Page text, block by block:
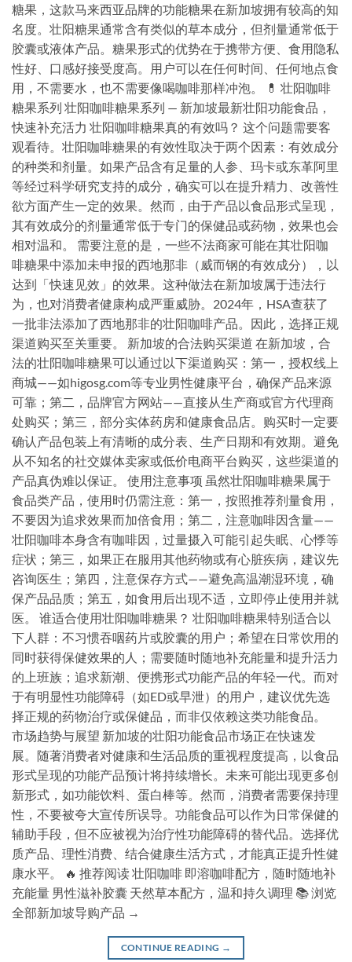
糖果，这款马来西亚品牌的功能糖果在新加坡拥有较高的知
名度。壮阳糖果通常含有类似的草本成分，但剂量通常低于
胶囊或液体产品。糖果形式的优势在于携带方便、食用隐私
性好、口感好接受度高。用户可以在任何时间、任何地点食
用，不需要水，也不需要像喝咖啡那样冲泡。 💊 壮阳咖啡
糖果系列 壮阳咖啡糖果系列 — 新加坡最新壮阳功能食品，
快速补充活力 壮阳咖啡糖果真的有效吗？ 这个问题需要客
观看待。壮阳咖啡糖果的有效性取决于两个因素：有效成分
的种类和剂量。如果产品含有足量的人参、玛卡或东革阿里
等经过科学研究支持的成分，确实可以在提升精力、改善性
欲方面产生一定的效果。然而，由于产品以食品形式呈现，
其有效成分的剂量通常低于专门的保健品或药物，效果也会
相对温和。 需要注意的是，一些不法商家可能在其壮阳咖
啡糖果中添加未申报的西地那非（威而钢的有效成分），以
达到「快速见效」的效果。这种做法在新加坡属于违法行
为，也对消费者健康构成严重威胁。2024年，HSA查获了
一批非法添加了西地那非的壮阳咖啡产品。因此，选择正规
渠道购买至关重要。 新加坡的合法购买渠道 在新加坡，合
法的壮阳咖啡糖果可以通过以下渠道购买：第一，授权线上
商城——如higosg.com等专业男性健康平台，确保产品来源
可靠；第二，品牌官方网站——直接从生产商或官方代理商
处购买；第三，部分实体药房和健康食品店。购买时一定要
确认产品包装上有清晰的成分表、生产日期和有效期。避免
从不知名的社交媒体卖家或低价电商平台购买，这些渠道的
产品真伪难以保证。 使用注意事项 虽然壮阳咖啡糖果属于
食品类产品，使用时仍需注意：第一，按照推荐剂量食用，
不要因为追求效果而加倍食用；第二，注意咖啡因含量——
壮阳咖啡本身含有咖啡因，过量摄入可能引起失眠、心悸等
症状；第三，如果正在服用其他药物或有心脏疾病，建议先
咨询医生；第四，注意保存方式——避免高温潮湿环境，确
保产品品质；第五，如食用后出现不适，立即停止使用并就
医。 谁适合使用壮阳咖啡糖果？ 壮阳咖啡糖果特别适合以
下人群：不习惯吞咽药片或胶囊的用户；希望在日常饮用的
同时获得保健效果的人；需要随时随地补充能量和提升活力
的上班族；追求新潮、便携形式功能产品的年轻一代。而对
于有明显性功能障碍（如ED或早泄）的用户，建议优先选
择正规的药物治疗或保健品，而非仅依赖这类功能食品。
市场趋势与展望 新加坡的壮阳功能食品市场正在快速发
展。随著消费者对健康和生活品质的重视程度提高，以食品
形式呈现的功能产品预计将持续增长。未来可能出现更多创
新形式，如功能饮料、蛋白棒等。然而，消费者需要保持理
性，不要被夸大宣传所误导。功能食品可以作为日常保健的
辅助手段，但不应被视为治疗性功能障碍的替代品。选择优
质产品、理性消费、结合健康生活方式，才能真正提升性健
康水平。 🔥 推荐阅读 壮阳咖啡 即溶咖啡配方，随时随地补
充能量 男性滋补胶囊 天然草本配方，温和持久调理 📚 浏览
全部新加坡导购产品 →
CONTINUE READING →